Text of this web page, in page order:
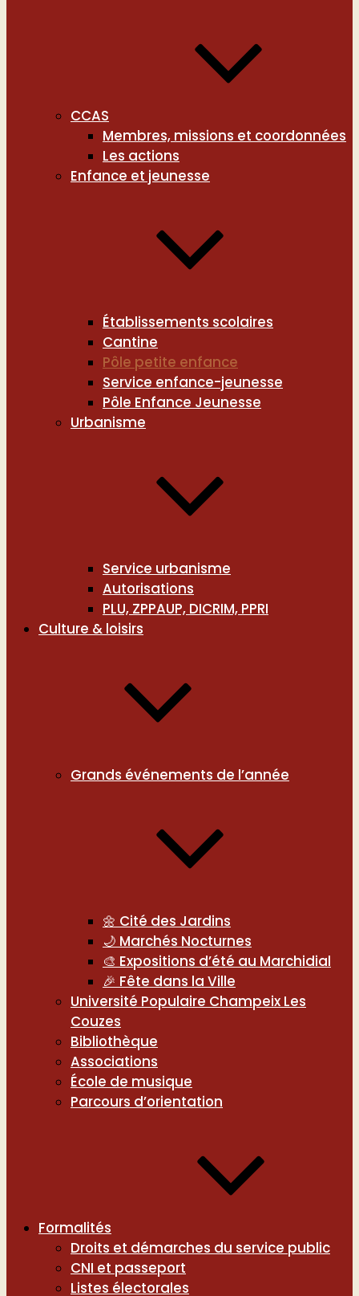
CCAS
Membres, missions et coordonnées
Les actions
Enfance et jeunesse
Établissements scolaires
Cantine
Pôle petite enfance
Service enfance-jeunesse
Pôle Enfance Jeunesse
Urbanisme
Service urbanisme
Autorisations
PLU, ZPPAUP, DICRIM, PPRI
Culture & loisirs
Grands événements de l’année
🌼 Cité des Jardins
🌙 Marchés Nocturnes
🎨 Expositions d’été au Marchidial
🎉 Fête dans la Ville
Université Populaire Champeix Les
Couzes
Bibliothèque
Associations
École de musique
Parcours d’orientation
Formalités
Droits et démarches du service public
CNI et passeport
Listes électorales